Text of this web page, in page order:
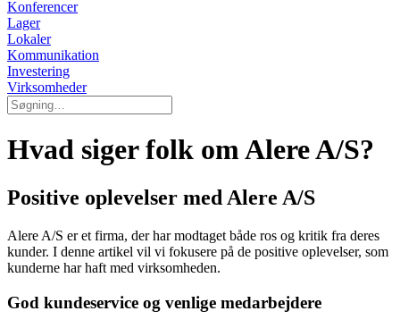
Konferencer
Lager
Lokaler
Kommunikation
Investering
Virksomheder
Hvad siger folk om Alere A/S?
Positive oplevelser med Alere A/S
Alere A/S er et firma, der har modtaget både ros og kritik fra deres
kunder. I denne artikel vil vi fokusere på de positive oplevelser, som
kunderne har haft med virksomheden.
God kundeservice og venlige medarbejdere